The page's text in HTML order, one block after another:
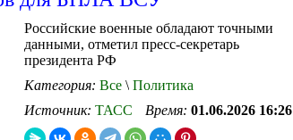
Российские военные обладают точными
данными, отметил пресс-секретарь
президента РФ
Категория: Все \ Политика
Источник: ТАСС Время: 01.06.2026 16:26